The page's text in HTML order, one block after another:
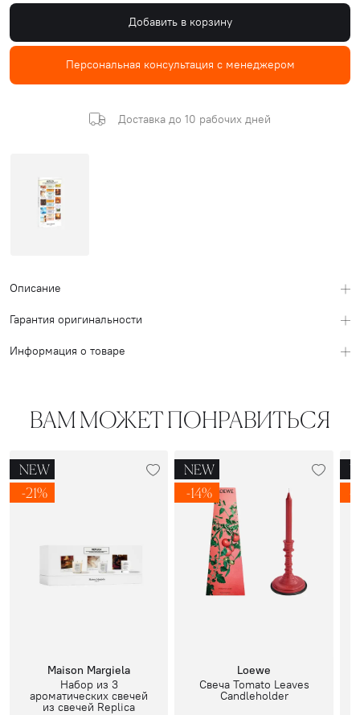
Добавить в корзину
Персональная консультация с менеджером
Доставка до 10 рабочих дней
Описание
Гарантия оригинальности
Информация о товаре
ВАМ МОЖЕТ ПОНРАВИТЬСЯ
NEW
-21%
Maison Margiela
Набор из 3
ароматических свечей
из свечей Replica
NEW
-14%
Loewe
Свеча Tomato Leaves
Candleholder
-